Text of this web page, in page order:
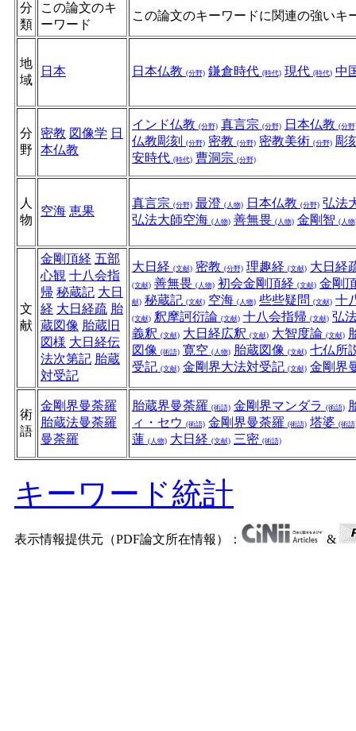
分
類
この論文のキ
ーワード
この論文のキーワードに関連の強いキ
地
域
日本 日本仏教 (分野) 鎌倉時代 (時代) 現代 (時代) 中
分
野
密教 図像学 日
本仏教
インド仏教 (分野) 真言宗 (分野) 日本仏教 (分
仏教彫刻 (分野) 密教 (分野) 密教美術 (分野) 彫
安時代 (時代) 曹洞宗 (分野)
人
物
空海 恵果
真言宗 (分野) 最澄 (人物) 日本仏教 (分野) 弘法
弘法大師空海 (人物) 善無畏 (人物) 金剛智 (人
文
献
金剛頂経 五部
心観 十八会指
帰 秘蔵記 大日
経 大日経疏 胎
蔵図像 胎蔵旧
図様 大日経伝
法次第記 胎蔵
対受記
大日経 (文献) 密教 (分野) 理趣経 (文献) 大日経
(文献) 善無畏 (人物) 初会金剛頂経 (文献) 金剛
献) 秘蔵記 (文献) 空海 (人物) 些些疑問 (文献) 十
(文献) 釈摩訶衍論 (文献) 十八会指帰 (文献) 弘
義釈 (文献) 大日経広釈 (文献) 大智度論 (文献)
図像 (術語) 寛空 (人物) 胎蔵図像 (文献) 七仏所
受記 (文献) 金剛界大法対受記 (文献) 金剛界
術
語
金剛界曼荼羅
胎蔵法曼荼羅
曼荼羅
胎蔵界曼荼羅 (術語) 金剛界マンダラ (術語)
ィ・セウ (術語) 金剛界曼荼羅 (術語) 塔婆 (術
蓮 (人物) 大日経 (文献) 三密 (術語)
キーワード統計
表示情報提供元（PDF論文所在情報）： &